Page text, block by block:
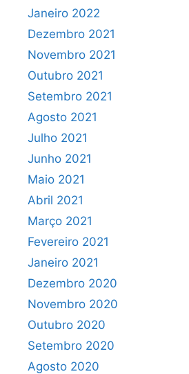
Janeiro 2022
Dezembro 2021
Novembro 2021
Outubro 2021
Setembro 2021
Agosto 2021
Julho 2021
Junho 2021
Maio 2021
Abril 2021
Março 2021
Fevereiro 2021
Janeiro 2021
Dezembro 2020
Novembro 2020
Outubro 2020
Setembro 2020
Agosto 2020